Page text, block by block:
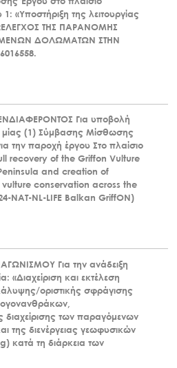
«Υποστήριξη της λειτουργίας
ΤΗΣ ΠΑΡΑΝΟΜΗΣ
ΔΟΛΩΜΑΤΩΝ ΣΤΗΝ
Για υποβολή
(1) Σύμβασης Μίσθωσης
την παροχή έργου Στο πλαίσιο
recovery of the Griffon Vulture
and creation of
conservation across the
NAT-NL-LIFE Balkan GriffON)
Για την ανάδειξη
«Διαχείριση και εκτέλεση
οριστικής σφράγισης
διαχείρισης των παραγόμενων
της διενέργειας γεωφυσικών
κατά τη διάρκεια των